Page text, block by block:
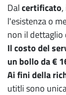
Dalcertificato
l'esistenza o
non il dettaglio
Il costo del
un bollo da €
Ai fini della
utitli sono